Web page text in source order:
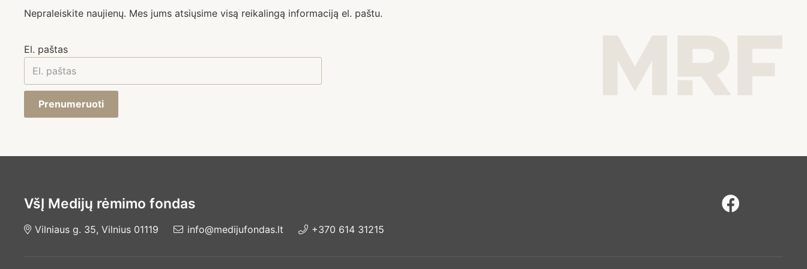
Nepraleiskite naujienų. Mes jums atsiųsime visą reikalingą informaciją el. paštu.
El. paštas
Prenumeruoti
VšĮ Medijų rėmimo fondas
Vilniaus g. 35, Vilnius 01119 info@medijufondas.lt +370 614 31215